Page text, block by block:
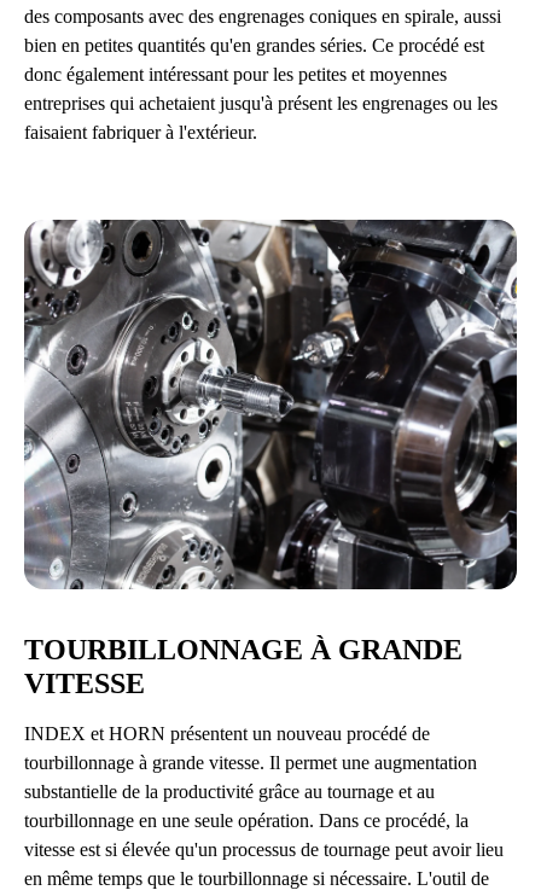
des composants avec des engrenages coniques en spirale, aussi
bien en petites quantités qu'en grandes séries. Ce procédé est
donc également intéressant pour les petites et moyennes
entreprises qui achetaient jusqu'à présent les engrenages ou les
faisaient fabriquer à l'extérieur.
TOURBILLONNAGE À GRANDE
VITESSE
INDEX et HORN présentent un nouveau procédé de
tourbillonnage à grande vitesse. Il permet une augmentation
substantielle de la productivité grâce au tournage et au
tourbillonnage en une seule opération. Dans ce procédé, la
vitesse est si élevée qu'un processus de tournage peut avoir lieu
en même temps que le tourbillonnage si nécessaire. L'outil de